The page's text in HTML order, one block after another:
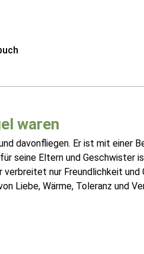
waren
davonfliegen. Er ist mit einer
seine Eltern und Geschwister
verbreitet nur Freundlichkeit
Liebe, Wärme, Toleranz und